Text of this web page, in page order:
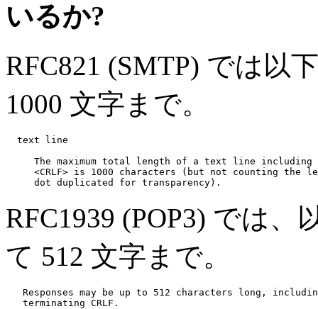
いるか?
RFC821 (SMTP) では以
1000 文字まで。
  text line
The maximum total length of a text line including
<CRLF> is 1000 characters (but not counting the
RFC1939 (POP3) では
て 512 文字まで。
Responses may be up to 512 characters long,